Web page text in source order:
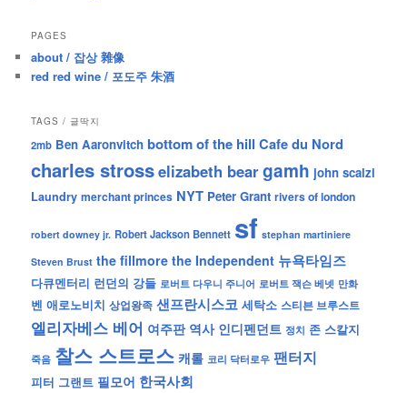
PAGES
about / 잡상 雜像
red red wine / 포도주 朱酒
TAGS / 글딱지
2mb Ben Aaronvitch bottom of the hill Cafe du Nord
charles strosselizabeth beargamh john scalzi
Laundry merchant princes NYT Peter Grant rivers of london
robert downey jr. Robert Jackson Bennett sf stephan martiniere
Steven Brust the fillmore the Independent 뉴욕타임즈
다큐멘터리 런던의 강들 로버트 다우니 주니어 로버트 잭슨 베넷 만화
벤 애로노비치 상업왕족 샌프란시스코 세탁소 스티븐 브루스트
엘리자베스 베어 여주판 역사 인디펜던트 정치 존 스칼지
죽음 찰스 스트로스 캐롤 코리 닥터로우 팬터지
피터 그랜트 필모어 한국사회